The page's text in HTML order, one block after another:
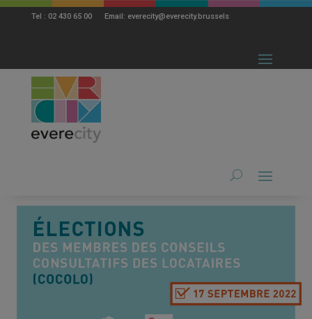
Tel : 02 430 65 00 Email: everecity@everecity.brussels
modal-check